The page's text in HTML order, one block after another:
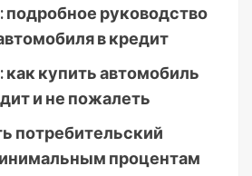
подробное руководство
в кредит
как купить автомобиль
и не пожалеть
потребительский
процентам